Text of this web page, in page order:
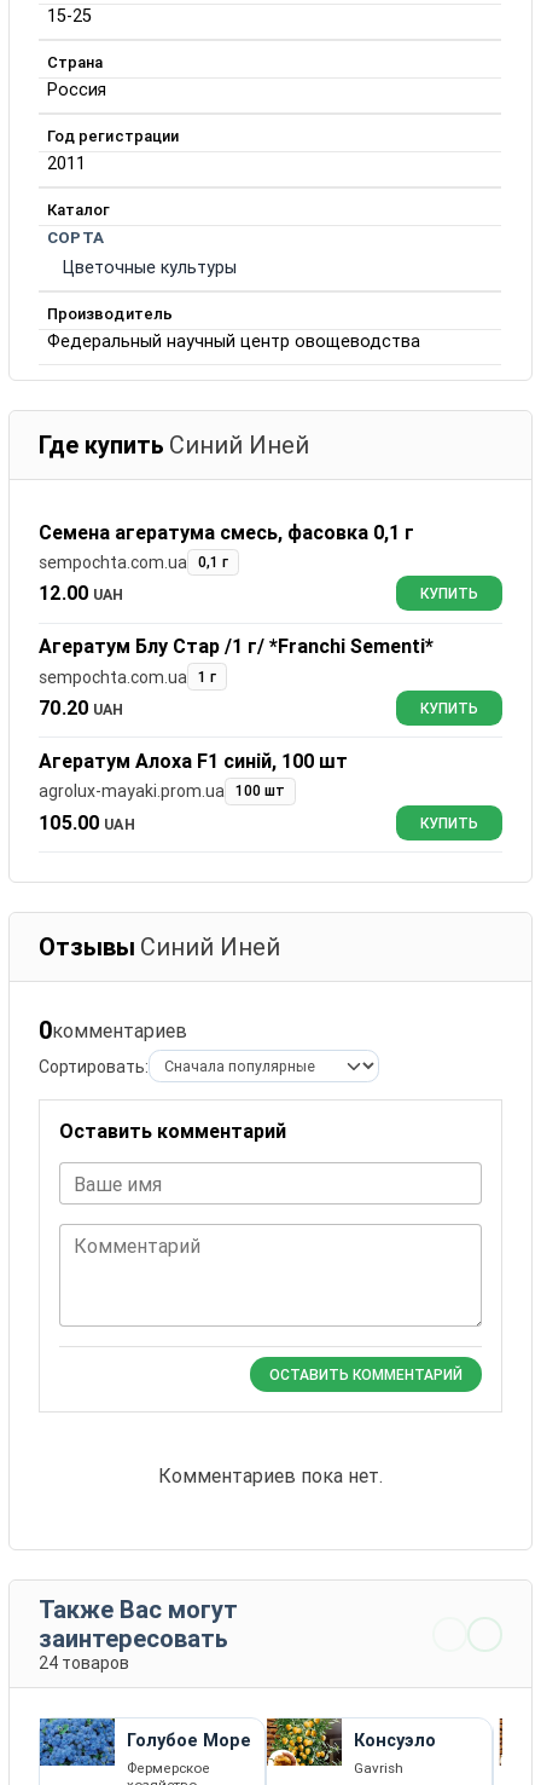
15-25
Страна
Россия
Год регистрации
2011
Каталог
СОРТА
Цветочные культуры
Производитель
Федеральный научный центр овощеводства
Где купить Синий Иней
Семена агератума смесь, фасовка 0,1 г
sempochta.com.ua 0,1 г
12.00 UAH КУПИТЬ
Агератум Блу Стар /1 г/ *Franchi Sementi*
sempochta.com.ua 1 г
70.20 UAH КУПИТЬ
Агератум Алоха F1 синій, 100 шт
agrolux-mayaki.prom.ua 100 шт
105.00 UAH КУПИТЬ
Отзывы Синий Иней
0комментариев
Сортировать:
Оставить комментарий
Ваше имя
Комментарий
ОСТАВИТЬ КОММЕНТАРИЙ
Комментариев пока нет.
Также Вас могут
заинтересовать
24 товаров
Голубое Море
Фермерское
Консуэло
Gavrish